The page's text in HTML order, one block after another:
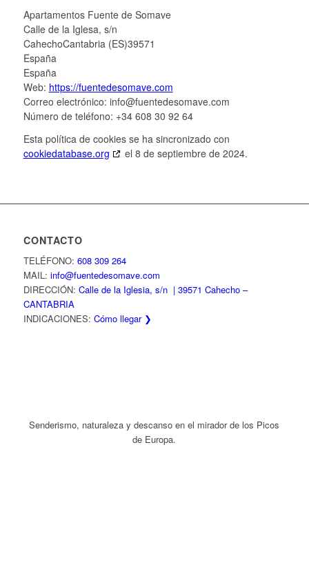
Apartamentos Fuente de Somave
Calle de la Iglesa, s/n
CahechoCantabria (ES)39571
España
España
Web: https://fuentedesomave.com
Correo electrónico: info@fuentedesomave.com
Número de teléfono: +34 608 30 92 64
Esta política de cookies se ha sincronizado con
cookiedatabase.org
el 8 de septiembre de 2024.
CONTACTO
TELÉFONO: 608 309 264
MAIL: info@fuentedesomave.com
DIRECCIÓN: Calle de la Iglesia, s/n | 39571 Cahecho –
CANTABRIA
INDICACIONES: Cómo llegar ❯
Senderismo, naturaleza y descanso en el mirador de los Picos
de Europa.